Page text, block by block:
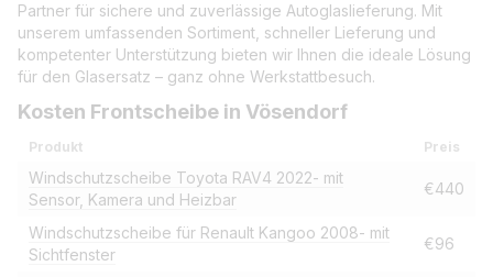
Partner für sichere und zuverlässige Autoglaslieferung. Mit
unserem umfassenden Sortiment, schneller Lieferung und
kompetenter Unterstützung bieten wir Ihnen die ideale Lösung
für den Glasersatz – ganz ohne Werkstattbesuch.
Kosten Frontscheibe in Vösendorf
Produkt Preis
Windschutzscheibe Toyota RAV4 2022- mit
Sensor, Kamera und Heizbar
€440
Windschutzscheibe für Renault Kangoo 2008- mit
Sichtfenster
€96